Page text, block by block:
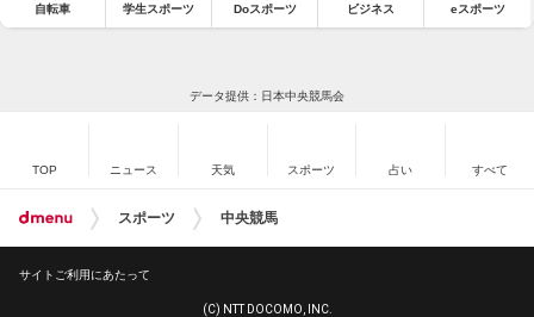
自転車 学生スポーツ Doスポーツ ビジネス eスポーツ
データ提供：日本中央競馬会
TOP ニュース 天気 スポーツ 占い すべて
スポーツ 中央競馬
サイトご利用にあたって
(C) NTT DOCOMO, INC.